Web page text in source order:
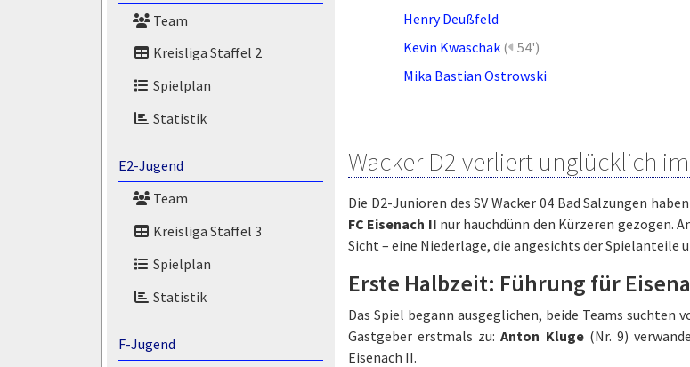
Team
Kreisliga Staffel 2
Spielplan
Statistik
E2-Jugend
Team
Kreisliga Staffel 3
Spielplan
Statistik
F-Jugend
Henry Deußfeld
Kevin Kwaschak ( 54')
Mika Bastian Ostrowski
Wacker D2 verliert unglücklich
Die D2-Junioren des SV Wacker 04 Bad Salzungen
FC Eisenach II nur hauchdünn den Kürzeren gezogen.
Sicht – eine Niederlage, die angesichts der Spielanteile
Erste Halbzeit: Führung für
Das Spiel begann ausgeglichen, beide Teams suchten
Gastgeber erstmals zu:Anton Kluge(Nr. 9)
Eisenach II.